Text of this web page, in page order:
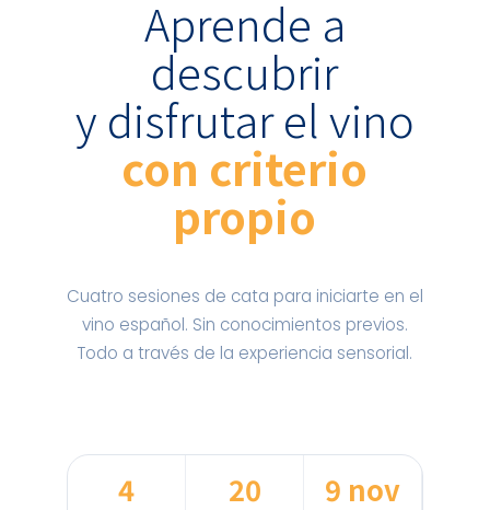
Aprende a
descubrir
y disfrutar el vino
con criterio
propio
Cuatro sesiones de cata para iniciarte en el
vino español. Sin conocimientos previos.
Todo a través de la experiencia sensorial.
4 20 9 nov